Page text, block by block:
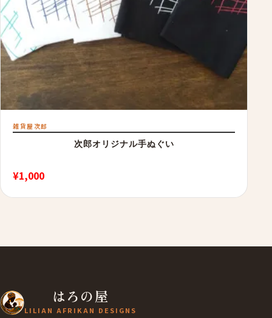
雑貨屋次郎
次郎オリジナル手ぬぐい
¥1,000
はろの屋
LILIAN AFRIKAN DESIGNS